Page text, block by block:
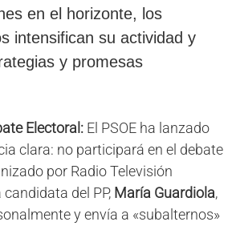
en el horizonte, los
intensifican su actividad y
y promesas
Electoral: El PSOE ha lanzado
clara: no participará en el debate
por Radio Televisión
del PP, María Guardiola,
y envía a «subalternos»